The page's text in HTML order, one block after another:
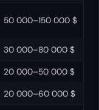
50 000–150 000 $
30 000–80 000 $
20 000–50 000 $
20 000–60 000 $